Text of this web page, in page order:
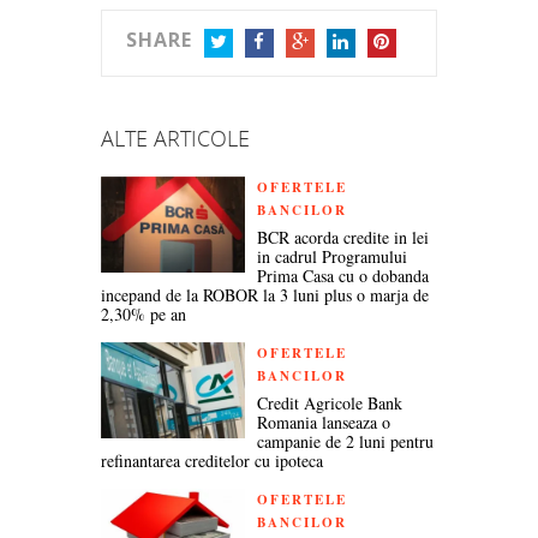
SHARE
ALTE ARTICOLE
OFERTELE
BANCILOR
BCR acorda credite in lei
in cadrul Programului
Prima Casa cu o dobanda
incepand de la ROBOR la 3 luni plus o marja de
2,30% pe an
OFERTELE
BANCILOR
Credit Agricole Bank
Romania lanseaza o
campanie de 2 luni pentru
refinantarea creditelor cu ipoteca
OFERTELE
BANCILOR